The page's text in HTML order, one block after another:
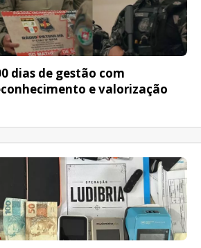
dias de gestão com
e valorização